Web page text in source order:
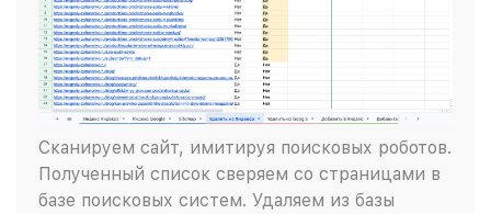
Сканируем сайт, имитируя поисковых роботов.
Полученный список сверяем со страницами в
базе поисковых систем. Удаляем из базы